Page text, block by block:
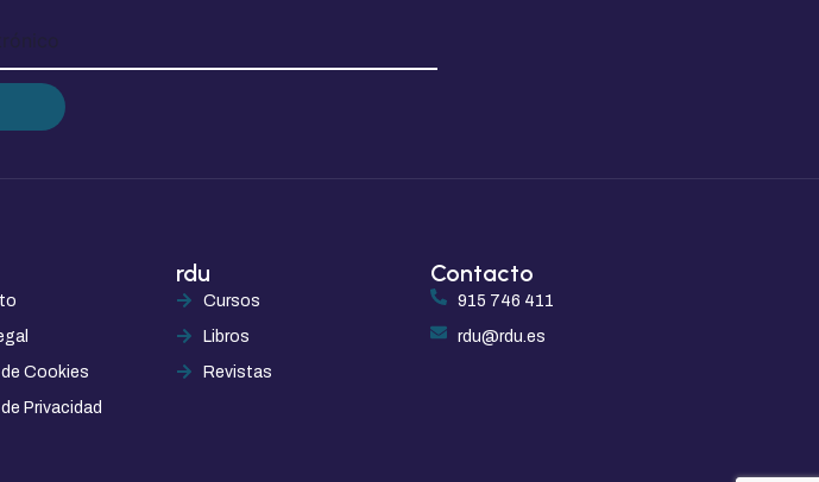
Cookies
Privacidad
rdu
Cursos
Libros
Revistas
Contacto
915 746 411
rdu@rdu.es